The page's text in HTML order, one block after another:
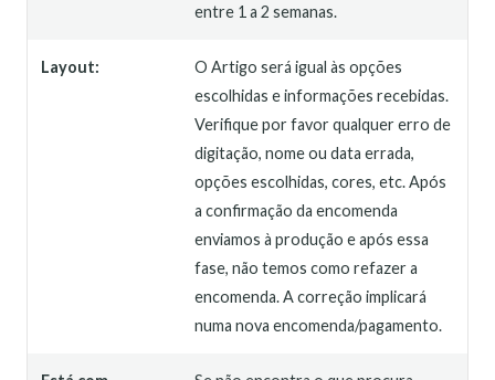
entre 1 a 2 semanas.
Layout:
O Artigo será igual às opções
escolhidas e informações recebidas.
Verifique por favor qualquer erro de
digitação, nome ou data errada,
opções escolhidas, cores, etc. Após
a confirmação da encomenda
enviamos à produção e após essa
fase, não temos como refazer a
encomenda. A correção implicará
numa nova encomenda/pagamento.